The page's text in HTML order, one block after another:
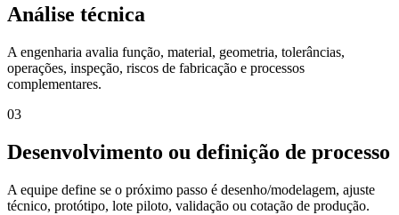
Análise técnica
A engenharia avalia função, material, geometria, tolerâncias,
operações, inspeção, riscos de fabricação e processos
complementares.
03
Desenvolvimento ou definição de processo
A equipe define se o próximo passo é desenho/modelagem, ajuste
técnico, protótipo, lote piloto, validação ou cotação de produção.